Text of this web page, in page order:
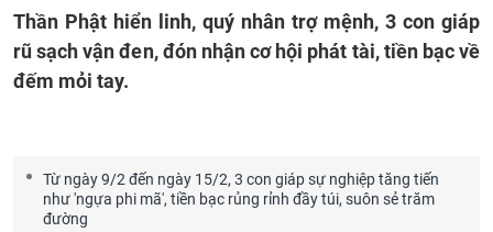
Thần Phật hiển linh, quý nhân trợ mệnh, 3 con giáp
rũ sạch vận đen, đón nhận cơ hội phát tài, tiền bạc về
đếm mỏi tay.
Từ ngày 9/2 đến ngày 15/2, 3 con giáp sự nghiệp tăng tiến
như 'ngựa phi mã', tiền bạc rủng rỉnh đầy túi, suôn sẻ trăm
đường